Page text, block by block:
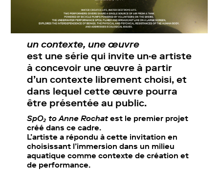
un contexte, une œuvre
est une série qui invite un·e artiste
à concevoir une œuvre à partir
d’un contexte librement choisi, et
dans lequel cette œuvre pourra
être présentée au public.
SpO₂ to Anne Rochatest le premier projet
créé dans ce cadre.
L’artiste a répondu à cette invitation en
choisissant l’immersion dans un milieu
aquatique comme contexte de création et
de performance.